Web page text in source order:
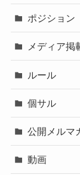
ポジション
メディア掲
ルール
個サル
公開メルマ
動画